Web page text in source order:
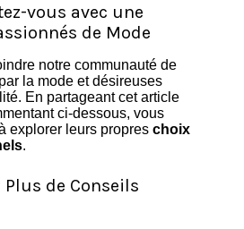
vous avec une
de Mode
notre communauté de
la mode et désireuses
En partageant cet article
ci-dessous, vous
explorer leurs propres choix
.
de Conseils